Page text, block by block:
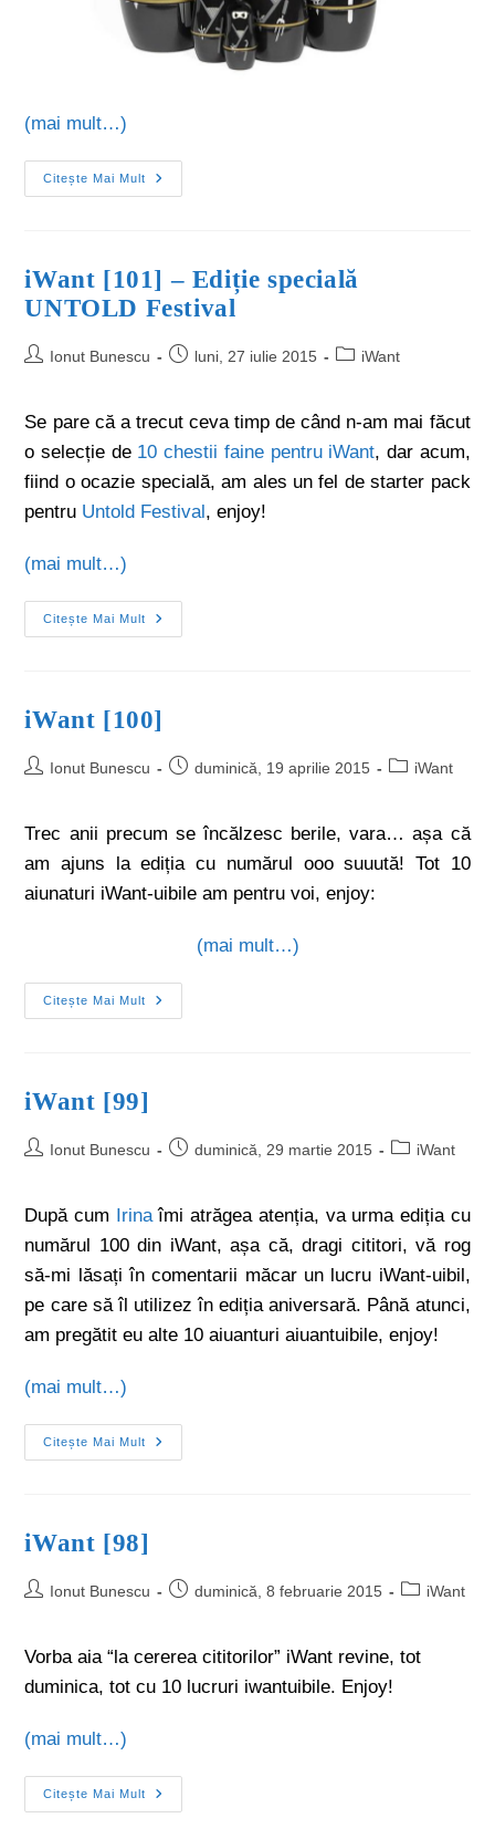
(mai mult…)
Citește Mai Mult
iWant [101] – Ediție specială
UNTOLD Festival
Ionut Bunescu luni, 27 iulie 2015 iWant
Se pare că a trecut ceva timp de când n-am mai făcut
o selecție de 10 chestii faine pentru iWant, dar acum,
fiind o ocazie specială, am ales un fel de starter pack
pentru Untold Festival, enjoy!
(mai mult…)
Citește Mai Mult
iWant [100]
Ionut Bunescu duminică, 19 aprilie 2015 iWant
Trec anii precum se încălzesc berile, vara… așa că
am ajuns la ediția cu numărul ooo suuută! Tot 10
aiunaturi iWant-uibile am pentru voi, enjoy:
(mai mult…)
Citește Mai Mult
iWant [99]
Ionut Bunescu duminică, 29 martie 2015 iWant
După cum Irinaîmi atrăgea atenția, va urma ediția cu
numărul 100 din iWant, așa că, dragi cititori, vă rog
să-mi lăsați în comentarii măcar un lucru iWant-uibil,
pe care să îl utilizez în ediția aniversară. Până atunci,
am pregătit eu alte 10 aiuanturi aiuantuibile, enjoy!
(mai mult…)
Citește Mai Mult
iWant [98]
Ionut Bunescu duminică, 8 februarie 2015 iWant
Vorba aia “la cererea cititorilor” iWant revine, tot
duminica, tot cu 10 lucruri iwantuibile. Enjoy!
(mai mult…)
Citește Mai Mult